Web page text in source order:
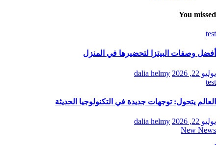
You missed
test
أفضل وصفات البيتزا لتحضيرها في المنزل
يوليو 22, 2026
dalia helmy
test
العالم يتحول: توجهات جديدة في التكنولوجيا الحديثة
يوليو 22, 2026
dalia helmy
New News